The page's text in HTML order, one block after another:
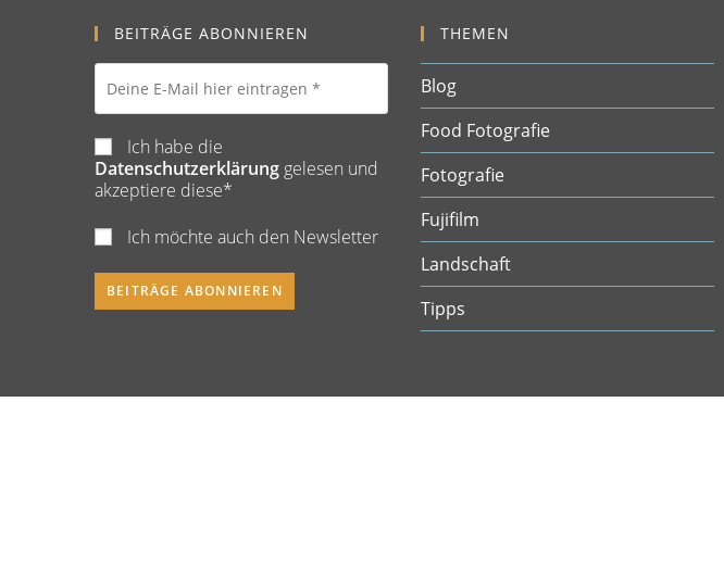
BEITRÄGE ABONNIEREN
Ich habe die
Datenschutzerklärung gelesen und
akzeptiere diese*
Ich möchte auch den Newsletter
THEMEN
Blog
Food Fotografie
Fotografie
Fujifilm
Landschaft
Tipps